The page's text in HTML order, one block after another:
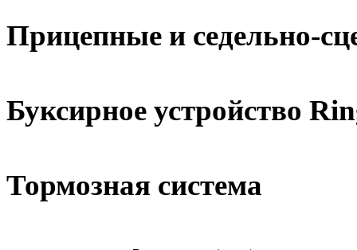
Прицепные и седельно-
Буксирное устройство
Тормозная система